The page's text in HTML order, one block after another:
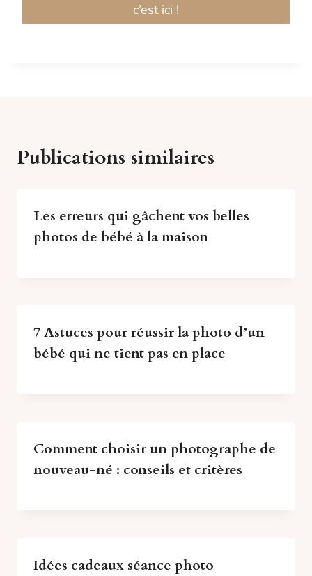
c’est ici !
Publications similaires
Les erreurs qui gâchent vos belles
photos de bébé à la maison
7 Astuces pour réussir la photo d’un
bébé qui ne tient pas en place
Comment choisir un photographe de
nouveau-né : conseils et critères
Idées cadeaux séance photo